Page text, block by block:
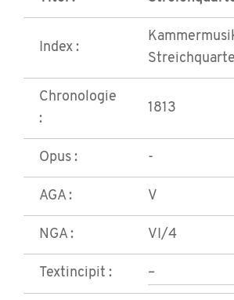
Index :
Chronologie
:
1813
Opus : -
AGA : V
NGA : VI/4
Textincipit : –